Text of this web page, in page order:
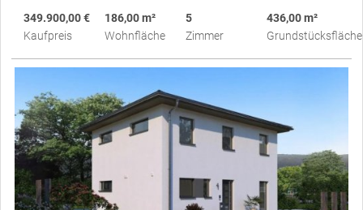
349.900,00 €
Kaufpreis
186,00 m²
Wohnfläche
5
Zimmer
436,00 m²
Grundstücksfläche